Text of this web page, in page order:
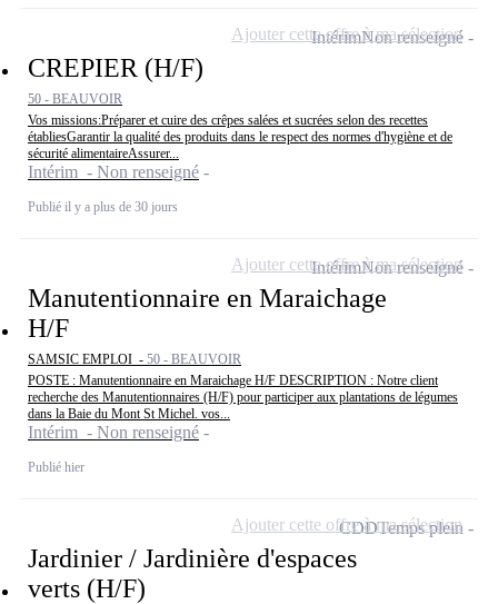
CREPIER (H/F)
50 - BEAUVOIR
Vos missions:Préparer et cuire des crêpes salées et sucrées selon des recettes
établiesGarantir la qualité des produits dans le respect des normes d'hygiène et de
sécurité alimentaireAssurer...
Intérim - Non renseigné
Publié il y a plus de 30 jours
IntérimNon renseigné
Ajouter cette offre à ma sélection
Manutentionnaire en Maraichage
H/F
SAMSIC EMPLOI - 50 - BEAUVOIR
POSTE : Manutentionnaire en Maraichage H/F DESCRIPTION : Notre client
recherche des Manutentionnaires (H/F) pour participer aux plantations de légumes
dans la Baie du Mont St Michel. vos...
Intérim - Non renseigné
Publié hier
IntérimNon renseigné
Ajouter cette offre à ma sélection
Jardinier / Jardinière d'espaces
verts (H/F)
CDDTemps plein
Ajouter cette offre à ma sélection